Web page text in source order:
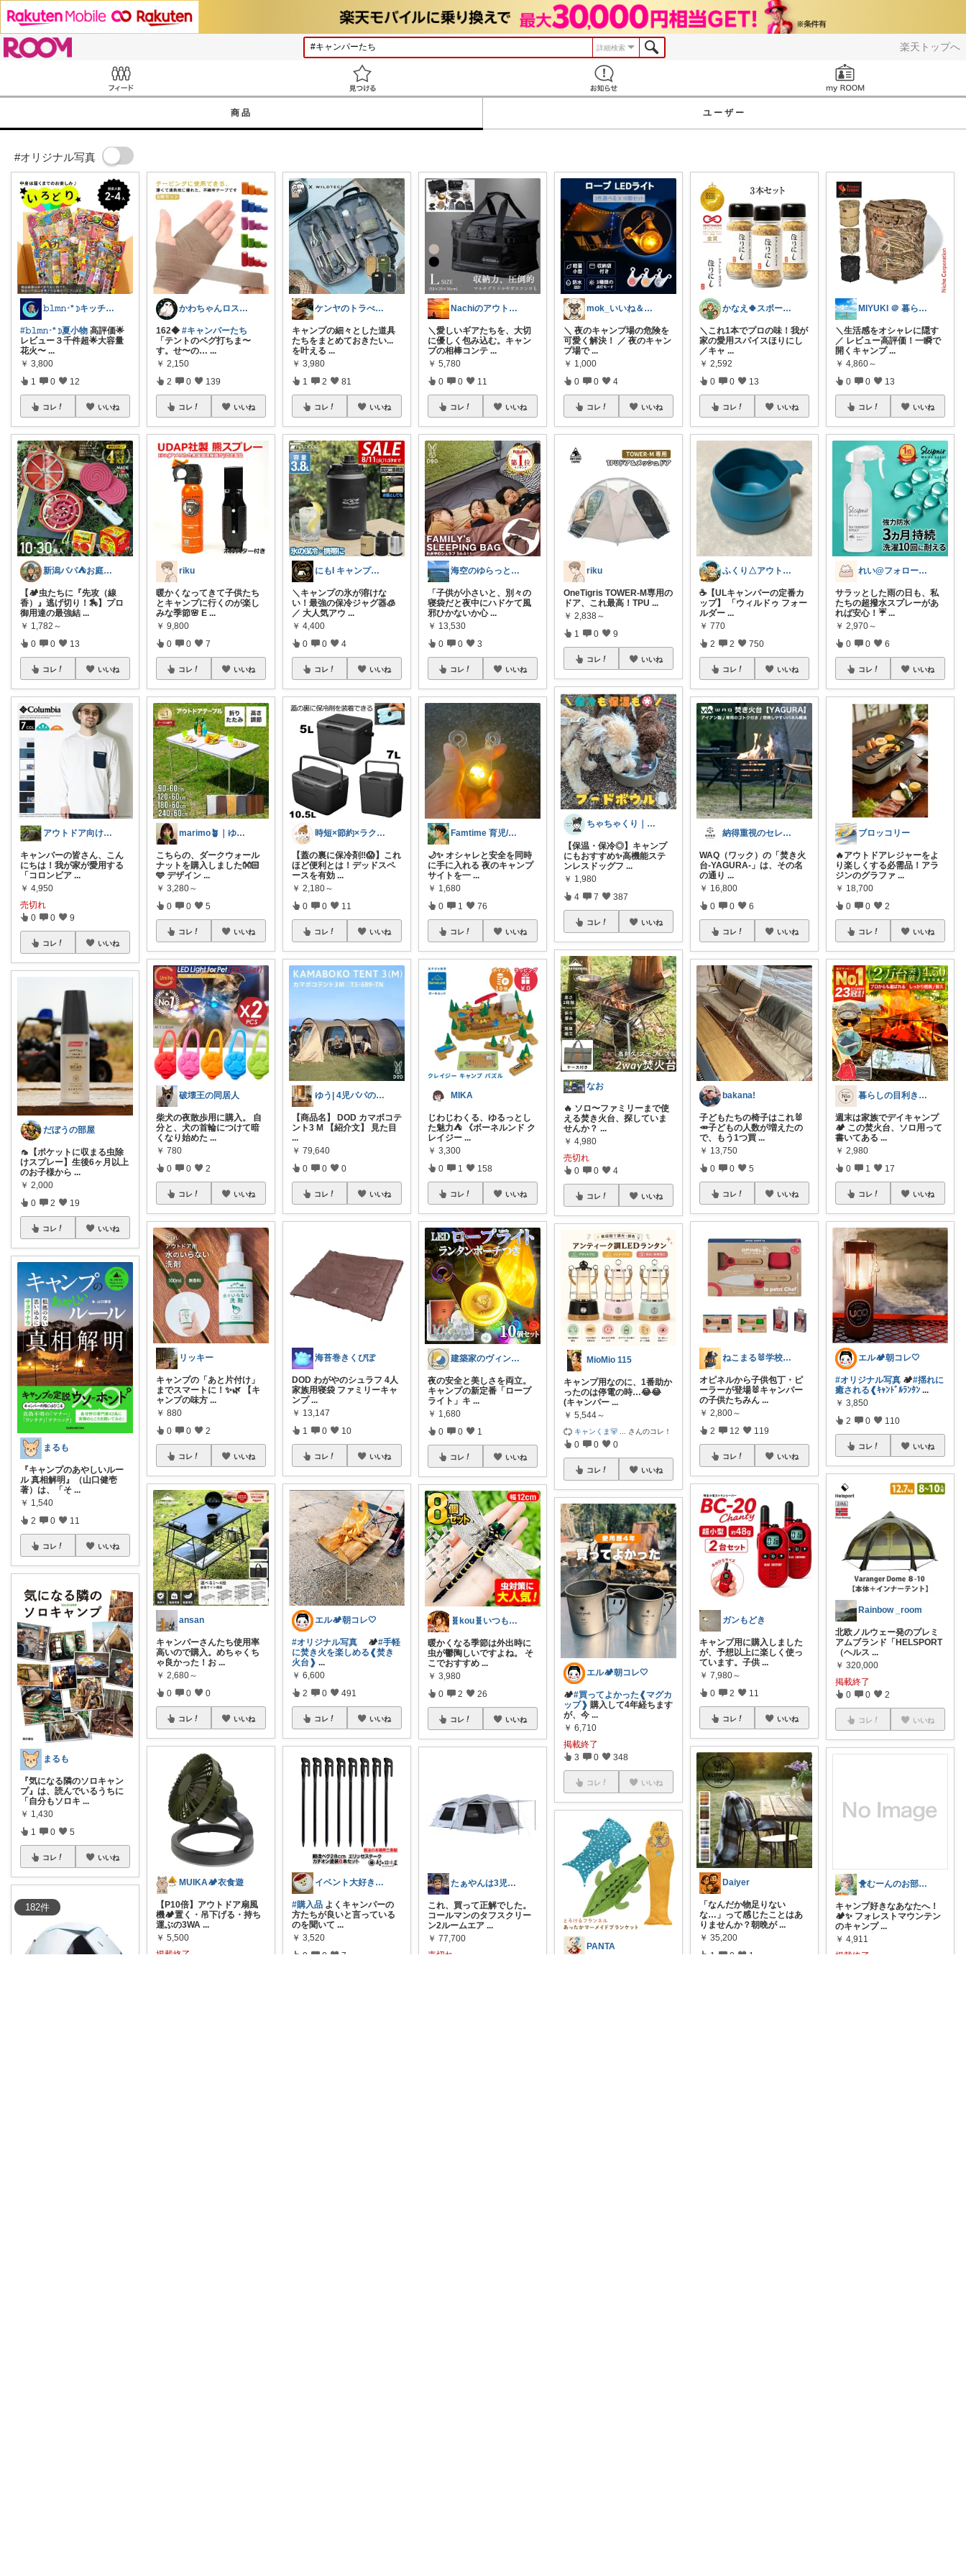
楽天トップへ
詳細検索
商品 ユーザー
#オリジナル写真
182件
𝚋𝚕𝚖𝚗･*☽キッチングッズ
#𝚋𝚕𝚖𝚗･*☽夏小物 高評価🌟
レビュー３千件超🌟大容量
花火〜 ...
￥ 3,800
1 0 12
コレ いいね
新潟パパ⛺️お庭BBQ×ラク家事グッズ
【🏕️虫たちに『先攻（線
香）』逃げ切り！🏇】プロ
御用達の最強結 ...
￥ 1,782～
0 0 13
コレ いいね
アウトドア向け、便利グッズROOM
キャンパーの皆さん、こん
にちは！我が家が愛用する
「コロンビア ...
￥ 4,950
売切れ
0 0 9
コレ いいね
だぼうの部屋
🦟【ポケットに収まる虫除
けスプレー】生後6ヶ月以上
のお子様から ...
￥ 2,000
0 2 19
コレ いいね
まるも
『キャンプのあやしいルー
ル 真相解明』（山口健壱
著）は、「そ ...
￥ 1,540
2 0 11
コレ いいね
まるも
『気になる隣のソロキャン
プ』は、読んでいるうちに
「自分もソロキ ...
￥ 1,430
1 0 5
コレ いいね
​かわちゃんロス✨️@コラムで綴る紹介
162◆#キャンパーたち
「テントのペグ打ちま〜
す。せ〜の… ...
￥ 2,150
2 0 139
コレ いいね
riku
暖かくなってきて子供たち
とキャンプに行くのが楽し
みな季節🌸 E ...
￥ 9,800
0 0 7
コレ いいね
marimo🪴｜ゆるっと大人可愛い
こちらの、ダークウォール
ナットを購入しました👐🏻
🩵 デザイン ...
￥ 3,280～
0 0 5
コレ いいね
破壊王の同居人
柴犬の夜散歩用に購入。 自
分と、犬の首輪につけて暗
くなり始めた ...
￥ 780
0 0 2
コレ いいね
リッキー
キャンプの「あと片付け」
までスマートに！✨🌿 【キ
ャンプの味方 ...
￥ 880
0 0 2
コレ いいね
ansan
キャンパーさんたち使用率
高いので購入。めちゃくち
ゃ良かった！お ...
￥ 2,680～
0 0 0
コレ いいね
MUIKA🏕衣食遊
【P10倍】アウトドア扇風
機🏕置く・吊下げる・持ち
運ぶの3WA ...
￥ 5,500
掲載終了
ケンヤのトラべルーム
キャンプの細々とした道具
たちをまとめておきたい...
を叶える ...
￥ 3,980
1 2 81
コレ いいね
にもI キャンプギア🏕️
＼キャンプの氷が溶けな
い！最強の保冷ジャグ器🧊
／ 大人気アウ ...
￥ 4,400
0 0 4
コレ いいね
時短×節約×ラクする暮らし♪
【蓋の裏に保冷剤‼️😱】これ
ほど便利とは！デッドスペ
ースを有効 ...
￥ 2,180～
0 0 11
コレ いいね
ゆう| 4児パパの時短ライフ
【商品名】 DOD カマボコテ
ント3 M 【紹介文】 見た目
...
￥ 79,640
0 0 0
コレ いいね
海苔巻きくぴぽ
DOD わがやのシュラフ 4人
家族用寝袋 ファミリーキャ
ンプ ...
￥ 13,147
1 0 10
コレ いいね
エル🏕朝コレ🤍
#オリジナル写真 ⠀ 🏕️#手軽
に焚き火を楽しめる❰焚き
火台❱ ...
￥ 6,600
2 0 491
コレ いいね
イベント大好き🎁3児ママ💝
#購入品 よくキャンパーの
方たちが良いと言っている
のを聞いて ...
￥ 3,520
0 0 7
Nachiのアウトドアライフ⛺️🎣
＼愛しいギアたちを、大切
に優しく包み込む。キャン
プの相棒コンテ ...
￥ 5,780
0 0 11
コレ いいね
海空のゆらっと日常
「子供が小さいと、別々の
寝袋だと夜中にハドケて風
邪ひかないか心 ...
￥ 13,530
0 0 3
コレ いいね
Famtime 育児/健康/恐竜/
🌙✨ オシャレと安全を同時
に手に入れる 夜のキャンプ
サイトを一 ...
￥ 1,680
0 1 76
コレ いいね
MIKA
じわじわくる、ゆるっとし
た魅力⛺ 《ボーネルンド ク
レイジー...
￥ 3,300
0 1 158
コレ いいね
建築家のヴィンテージLOG
夜の安全と美しさを両立。
キャンプの新定番「ロープ
ライト」 ​キ ...
￥ 1,680
0 0 1
コレ いいね
🧬kou🧬いつもありがとう😊感謝
暖かくなる季節は外出時に
虫が鬱陶しいですよね。 そ
こでおすすめ ...
￥ 3,980
0 2 26
コレ いいね
たぁやんは3児のパパ
これ、買って正解でした。
コールマンのタフスクリー
ン2ルームエア ...
￥ 77,700
売切れ
mok_いいね＆経由購入感謝！！
＼ 夜のキャンプ場の危険を
可愛く解決！ ／ 夜のキャン
プ場で ...
￥ 1,000
0 0 4
コレ いいね
riku
OneTigris TOWER-M専用の
ドア、これ最高！TPU ...
￥ 2,838～
1 0 9
コレ いいね
ちゃちゃくり｜犬と旅のある日常
【保温・保冷◎】キャンプ
にもおすすめ✨高機能ステ
ンレスドッグフ ...
￥ 1,980
4 7 387
コレ いいね
なお
🔥 ソロ〜ファミリーまで使
える焚き火台、探していま
せんか？...
￥ 4,980
売切れ
0 0 4
コレ いいね
MioMio 115
キャンプ用なのに、1番助か
ったのは停電の時…😂😂
(キャンパー ...
￥ 5,544～
キャンくま🐻 さんのコレ！
0 0 0
コレ いいね
エル🏕朝コレ🤍
🏕️#買ってよかった❰マグカ
ップ❱ 購入して4年経ちます
が、今 ...
￥ 6,710
掲載終了
3 0 348
コレ いいね
PANTA
かなえ🍀スポーツ小学生兄妹
​＼これ1本でプロの味！我が
家の愛用スパイスほりにし
／ ​キャ ...
￥ 2,592
0 0 13
コレ いいね
ふくり△アウトドア×防災
☕️【ULキャンパーの定番カ
ップ】 「ウィルドゥ フォー
ルダー ...
￥ 770
2 2 750
コレ いいね
納得重視のセレクトROOM
WAQ（ワック）の「焚き火
台-YAGURA-」は、その名
の通り ...
￥ 16,800
0 0 6
コレ いいね
bakana!
子どもたちの椅子はこれ🐰
🥕子どもの人数が増えたの
で、もう1つ買 ...
￥ 13,750
0 0 5
コレ いいね
ねこまる🐰学校🐰kids🐰キャンプ
オピネルから子供包丁・ピ
ーラーが登場🐰キャンパー
の子供たちみん ...
￥ 2,800～
2 12 119
コレ いいね
ガンもどき
キャンプ用に購入しました
が、予想以上に楽しく使っ
ています。子供 ...
￥ 7,980～
0 2 11
コレ いいね
Daiyer
「なんだか物足りない
な…」って感じたことはあ
りませんか？朝晩が ...
￥ 35,200
1 0 1
MIYUKI ＠ 暮らしとアウトドア
＼生活感をオシャレに隠す
／ レビュー高評価！一瞬で
開くキャンプ ...
￥ 4,860～
0 0 13
コレ いいね
れい@フォロー＆経由購入感謝です♪
サラッとした雨の日も、私
たちの超撥水スプレーがあ
れば安心！☔️ ...
￥ 2,970～
0 0 6
コレ いいね
ブロッコリー
🔥アウトドアレジャーをよ
り楽しくする必需品！アラ
ジンのグラファ ...
￥ 18,700
0 0 2
コレ いいね
暮らしの目利き・Nio
週末は家族でデイキャンプ
🏕️ この焚火台、ソロ用って
書いてある ...
￥ 2,980
0 1 17
コレ いいね
エル🏕朝コレ🤍
#オリジナル写真 🏕️#揺れに
癒される❰ｷｬﾝﾄﾞﾙﾗﾝﾀﾝ ...
￥ 3,850
2 0 110
コレ いいね
Rainbow _room
北欧ノルウェー発のプレミ
アムブランド「HELSPORT
（ヘルス ...
￥ 320,000
掲載終了
0 0 2
コレ いいね
🐥むーんのお部屋🐥
キャンプ好きなあなたへ！
🏕️✨ フォレストマウンテン
のキャンプ ...
￥ 4,911
掲載終了